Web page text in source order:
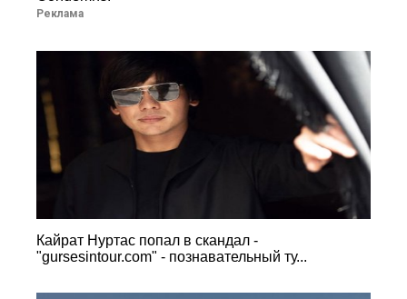
Реклама
Кайрат Нуртас попал в скандал -
"gursesintour.com" - познавательный ту...